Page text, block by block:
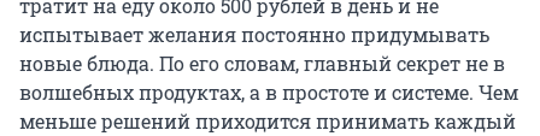
тратит на еду около 500 рублей в день и не
испытывает желания постоянно придумывать
новые блюда. По его словам, главный секрет не в
волшебных продуктах, а в простоте и системе. Чем
меньше решений приходится принимать каждый